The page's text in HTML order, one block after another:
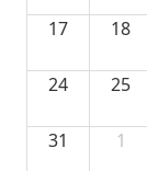
17 18
24 25
31 1